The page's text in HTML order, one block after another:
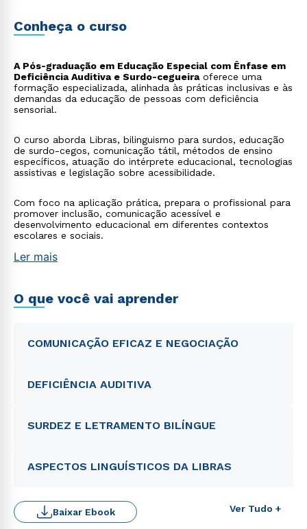
Conheça o curso
A Pós-graduação em Educação Especial com Ênfase em
Deficiência Auditiva e Surdo-cegueiraoferece uma
formação especializada, alinhada às práticas inclusivas e às
demandas da educação de pessoas com deficiência
sensorial.
O curso aborda Libras, bilinguismo para surdos, educação
de surdo-cegos, comunicação tátil, métodos de ensino
específicos, atuação do intérprete educacional, tecnologias
assistivas e legislação sobre acessibilidade.
Com foco na aplicação prática, prepara o profissional para
promover inclusão, comunicação acessível e
desenvolvimento educacional em diferentes contextos
escolares e sociais.
Ler mais
O que você vai aprender
COMUNICAÇÃO EFICAZ E NEGOCIAÇÃO
DEFICIÊNCIA AUDITIVA
SURDEZ E LETRAMENTO BILÍNGUE
ASPECTOS LINGUÍSTICOS DA LIBRAS
Ver Tudo +
Baixar Ebook